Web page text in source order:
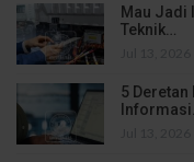
Mau Jadi
Teknik…
5
Informasi…